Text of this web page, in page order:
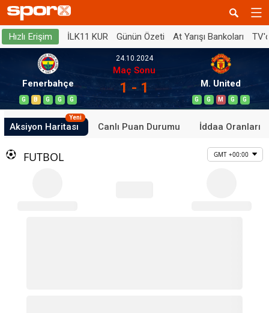
Hızlı Erişim İLK11 KUR Günün Özeti At Yarışı Bankoları
Fenerbahçe
G B G G G
24.10.2024
Maç Sonu
1 - 1 M. United
G G M G G
Aksiyon Haritası
Yeni
Canlı Puan Durumu İddaa Oranları
FUTBOL GMT +00:00